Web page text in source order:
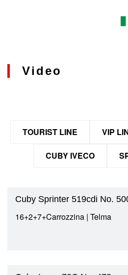
Video
TOURIST LINE VIP
CUBY IVECO
Cuby Sprinter 519cdi No.
16+2+7+Carrozzina | Telma